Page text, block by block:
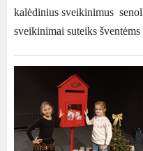
kalėdinius sveikinimus
sveikinimai suteiks